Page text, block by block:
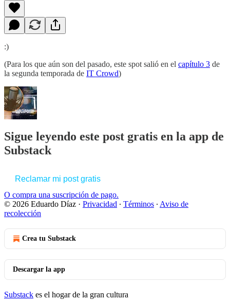
:)
(Para los que aún son del pasado, este spot salió en el capítulo 3 de
la segunda temporada de IT Crowd)
Sigue leyendo este post gratis en la app de
Substack
Reclamar mi post gratis
O compra una suscripción de pago.
© 2026 Eduardo Díaz · Privacidad ∙ Términos ∙ Aviso de
recolección
Crea tu Substack
Descargar la app
Substack es el hogar de la gran cultura